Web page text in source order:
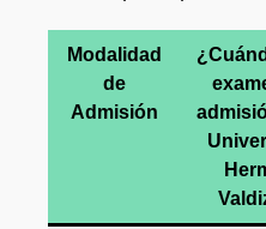
Modalidad
de
Admisión